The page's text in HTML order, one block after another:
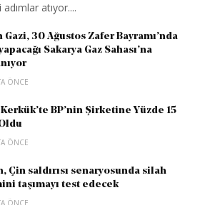
atıyor....
Gazi, 30 Ağustos Zafer Bayramı’nda
Sakarya Gaz Sahası’na
ÖNCE
Kerkük’te BP’nin Şirketine Yüzde 15
ÖNCE
Çin saldırısı senaryosunda silah
taşımayı test edecek